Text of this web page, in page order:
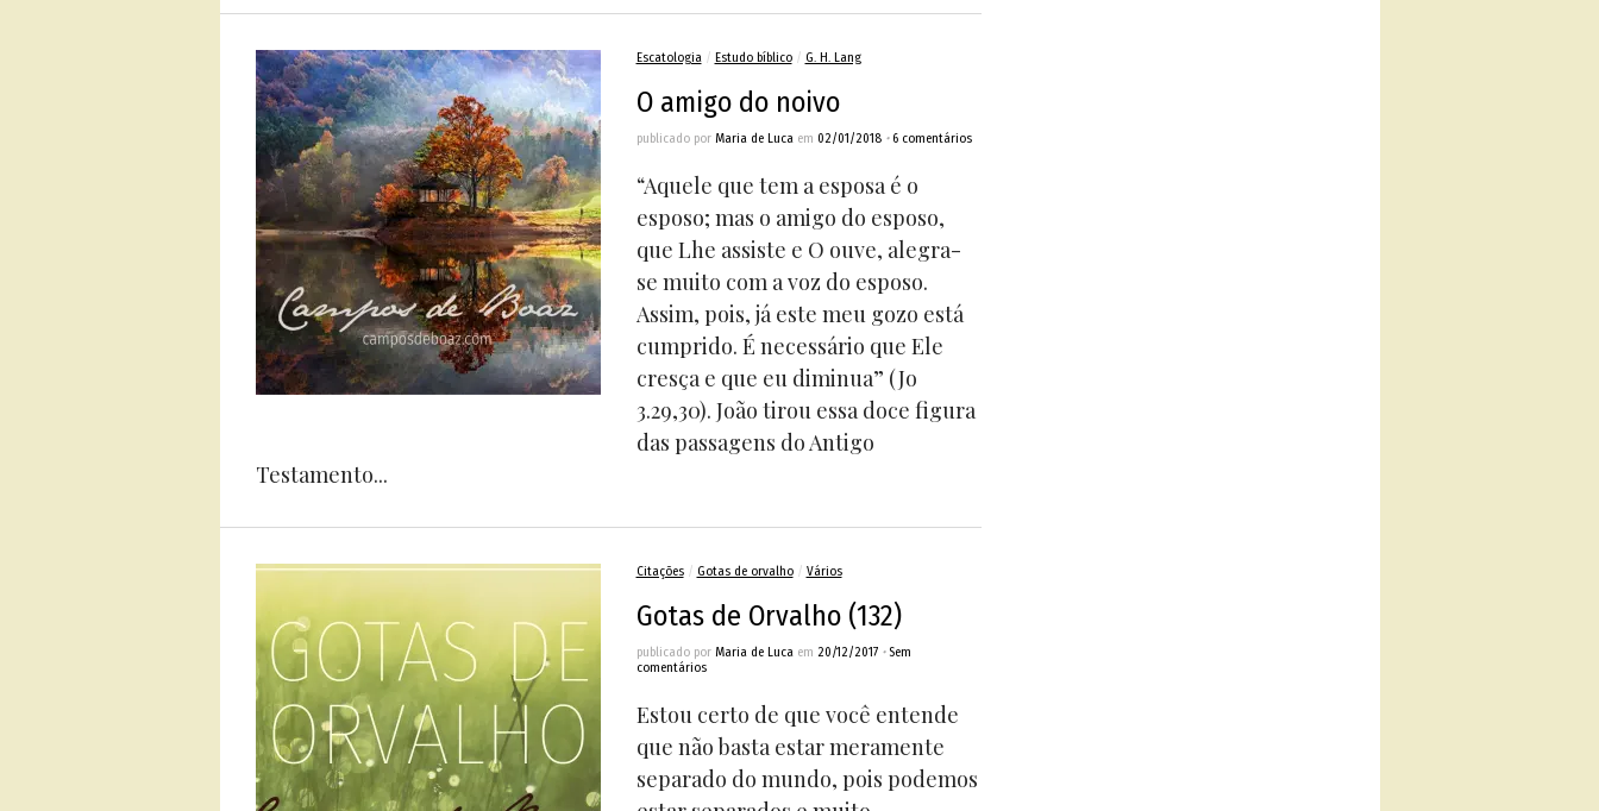
Escatologia/ Estudo bíblico/ G. H. Lang
O amigo do noivo
publicado por Maria de Lucaem 02/01/2018 • 6 comentários
“Aquele que tem a esposa é o
esposo; mas o amigo do esposo,
que Lhe assiste e O ouve, alegra-
se muito com a voz do esposo.
Assim, pois, já este meu gozo está
cumprido. É necessário que Ele
cresça e que eu diminua” (Jo
3.29,30). João tirou essa doce figura
das passagens do Antigo
Testamento...
Citações/ Gotas de orvalho/ Vários
Gotas de Orvalho (132)
publicado por Maria de Lucaem 20/12/2017 • Sem
comentários
Estou certo de que você entende
que não basta estar meramente
separado do mundo, pois podemos